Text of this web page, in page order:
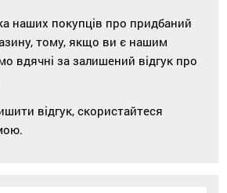
наших покупців про придбаний
тому, якщо ви є нашим
вдячні за залишений відгук про
відгук, скористайтеся